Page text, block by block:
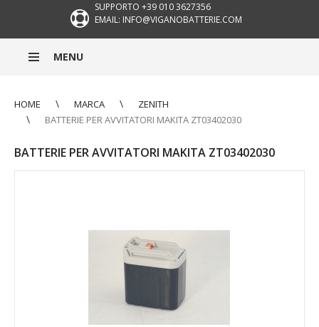
SUPPORTO +39 010 3627356
EMAIL: INFO@VIGANOBATTERIE.COM
MENU
HOME MARCA
ZENITH
BATTERIE PER AVVITATORI MAKITA ZT03402030
BATTERIE PER AVVITATORI MAKITA ZT03402030